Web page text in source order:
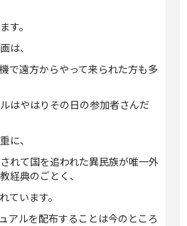
す。
は、
で遠方からやって来られた方も多
はやはりその日の参加者さんだ
に、
れて国を追われた異民族が唯一外
経典のごとく、
ています。
アルを配布することは今のところ